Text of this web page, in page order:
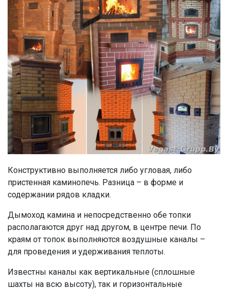
Конструктивно выполняется либо угловая, либо
пристенная каминопечь. Разница – в форме и
содержании рядов кладки.
Дымоход камина и непосредственно обе топки
располагаются друг над другом, в центре печи. По
краям от топок выполняются воздушные каналы –
для проведения и удерживания теплоты.
Известны каналы как вертикальные (сплошные
шахты на всю высоту), так и горизонтальные